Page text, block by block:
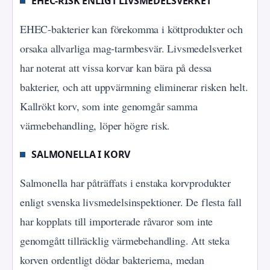
EHEC-bakterier kan förekomma i köttprodukter och
orsaka allvarliga mag-tarmbesvär. Livsmedelsverket
har noterat att vissa korvar kan bära på dessa
bakterier, och att uppvärmning eliminerar risken helt.
Kallrökt korv, som inte genomgår samma
värmebehandling, löper högre risk.
SALMONELLA I KORV
Salmonella har påträffats i enstaka korvprodukter
enligt svenska livsmedelsinspektioner. De flesta fall
har kopplats till importerade råvaror som inte
genomgått tillräcklig värmebehandling. Att steka
korven ordentligt dödar bakterierna, medan